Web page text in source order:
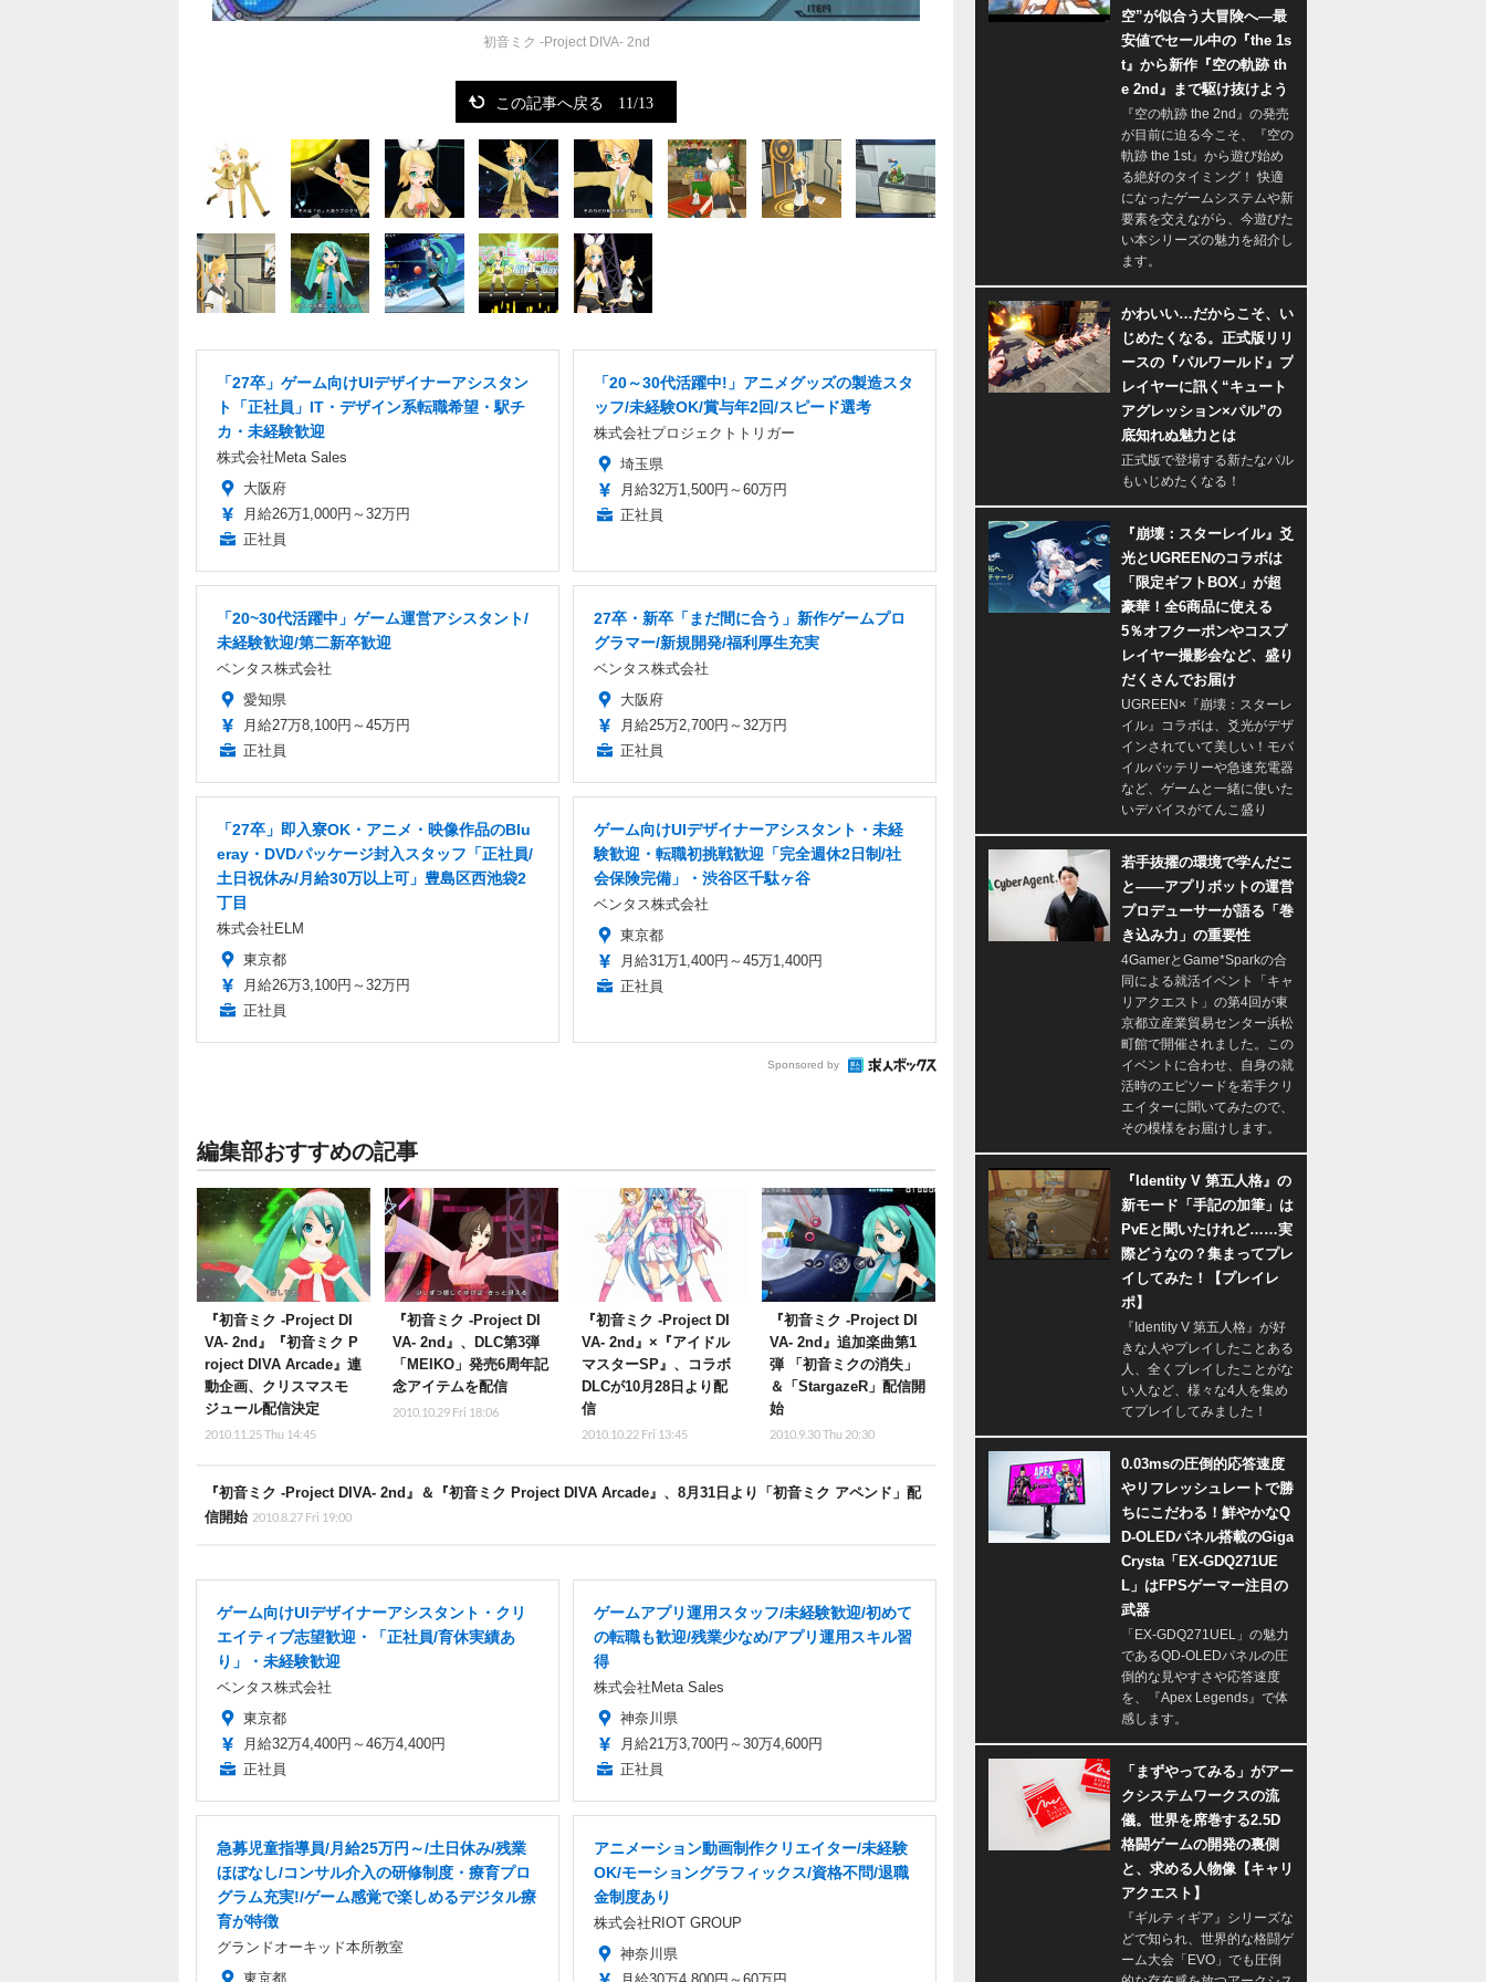
初音ミク -Project DIVA- 2nd
この記事へ戻る 11/13
「27卒」ゲーム向けUIデザイナーアシスタン
ト「正社員」IT・デザイン系転職希望・駅チ
カ・未経験歓迎
株式会社Meta Sales
大阪府
月給26万1,000円～32万円
正社員
「20～30代活躍中!」アニメグッズの製造スタ
ッフ/未経験OK/賞与年2回/スピード選考
株式会社プロジェクトトリガー
埼玉県
月給32万1,500円～60万円
正社員
「20~30代活躍中」ゲーム運営アシスタント/
未経験歓迎/第二新卒歓迎
ベンタス株式会社
愛知県
月給27万8,100円～45万円
正社員
27卒・新卒「まだ間に合う」新作ゲームプロ
グラマー/新規開発/福利厚生充実
ベンタス株式会社
大阪府
月給25万2,700円～32万円
正社員
「27卒」即入寮OK・アニメ・映像作品のBlu
eray・DVDパッケージ封入スタッフ「正社員/
土日祝休み/月給30万以上可」豊島区西池袋2
丁目
株式会社ELM
東京都
月給26万3,100円～32万円
正社員
ゲーム向けUIデザイナーアシスタント・未経
験歓迎・転職初挑戦歓迎「完全週休2日制/社
会保険完備」・渋谷区千駄ヶ谷
ベンタス株式会社
東京都
月給31万1,400円～45万1,400円
正社員
Sponsored by
編集部おすすめの記事
『初音ミク -Project DI
VA- 2nd』『初音ミク P
roject DIVA Arcade』連
動企画、クリスマスモ
ジュール配信決定
2010.11.25 Thu 14:45
『初音ミク ‐Project DI
VA‐ 2nd』、DLC第3弾
「MEIKO」発売6周年記
念アイテムを配信
2010.10.29 Fri 18:06
『初音ミク -Project DI
VA- 2nd』×『アイドル
マスターSP』、コラボ
DLCが10月28日より配
信
2010.10.22 Fri 13:45
『初音ミク -Project DI
VA- 2nd』追加楽曲第1
弾 「初音ミクの消失」
＆「StargazeR」配信開
始
2010.9.30 Thu 20:30
『初音ミク ‐Project DIVA‐ 2nd』＆『初音ミク Project DIVA Arcade』、8月31日より「初音ミク アペンド」配
信開始 2010.8.27 Fri 19:00
ゲーム向けUIデザイナーアシスタント・クリ
エイティブ志望歓迎・「正社員/育休実績あ
り」・未経験歓迎
ベンタス株式会社
東京都
月給32万4,400円～46万4,400円
正社員
ゲームアプリ運用スタッフ/未経験歓迎/初めて
の転職も歓迎/残業少なめ/アプリ運用スキル習
得
株式会社Meta Sales
神奈川県
月給21万3,700円～30万4,600円
正社員
急募児童指導員/月給25万円～/土日休み/残業
ほぼなし/コンサル介入の研修制度・療育プロ
グラム充実!/ゲーム感覚で楽しめるデジタル療
育が特徴
グランドオーキッド本所教室
東京都
アニメーション動画制作クリエイター/未経験
OK/モーショングラフィックス/資格不問/退職
金制度あり
株式会社RIOT GROUP
神奈川県
空”が似合う大冒険へ―最
安値でセール中の『the 1s
t』から新作『空の軌跡 th
e 2nd』まで駆け抜けよう
『空の軌跡 the 2nd』の発売
が目前に迫る今こそ、『空の
軌跡 the 1st』から遊び始め
る絶好のタイミング！ 快適
になったゲームシステムや新
要素を交えながら、今遊びた
い本シリーズの魅力を紹介し
ます。
かわいい…だからこそ、い
じめたくなる。正式版リリ
ースの『パルワールド』プ
レイヤーに訊く“キュート
アグレッション×パル”の
底知れぬ魅力とは
正式版で登場する新たなパル
もいじめたくなる！
『崩壊：スターレイル』爻
光とUGREENのコラボは
「限定ギフトBOX」が超
豪華！全6商品に使える
5％オフクーポンやコスプ
レイヤー撮影会など、盛り
だくさんでお届け
UGREEN×『崩壊：スターレ
イル』コラボは、爻光がデザ
インされていて美しい！モバ
イルバッテリーや急速充電器
など、ゲームと一緒に使いた
いデバイスがてんこ盛り
若手抜擢の環境で学んだこ
と――アプリボットの運営
プロデューサーが語る「巻
き込み力」の重要性
4GamerとGame*Sparkの合
同による就活イベント「キャ
リアクエスト」の第4回が東
京都立産業貿易センター浜松
町館で開催されました。この
イベントに合わせ、自身の就
活時のエピソードを若手クリ
エイターに聞いてみたので、
その模様をお届けします。
『Identity V 第五人格』の
新モード「手記の加筆」は
PvEと聞いたけれど……実
際どうなの？集まってプレ
イしてみた！【プレイレ
ポ】
『Identity V 第五人格』が好
きな人やプレイしたことある
人、全くプレイしたことがな
い人など、様々な4人を集め
てプレイしてみました！
0.03msの圧倒的応答速度
やリフレッシュレートで勝
ちにこだわる！鮮やかなQ
D-OLEDパネル搭載のGiga
Crysta「EX-GDQ271UE
L」はFPSゲーマー注目の
武器
「EX-GDQ271UEL」の魅力
であるQD-OLEDパネルの圧
倒的な見やすさや応答速度
を、『Apex Legends』で体
感します。
「まずやってみる」がアー
クシステムワークスの流
儀。世界を席巻する2.5D
格闘ゲームの開発の裏側
と、求める人物像【キャリ
アクエスト】
『ギルティギア』シリーズな
どで知られ、世界的な格闘ゲ
ーム大会「EVO」でも圧倒